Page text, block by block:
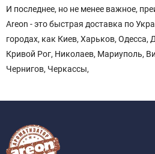
И последнее, но не менее важное,
Areon - это быстрая доставка по
городах, как Киев, Харьков, Одесса,
Кривой Рог, Николаев, Мариуполь,
Чернигов, Черкассы,